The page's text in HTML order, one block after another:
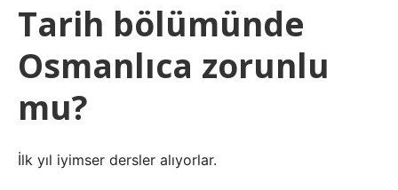
Tarih bölümünde
Osmanlıca zorunlu
mu?
İlk yıl iyimser dersler alıyorlar.